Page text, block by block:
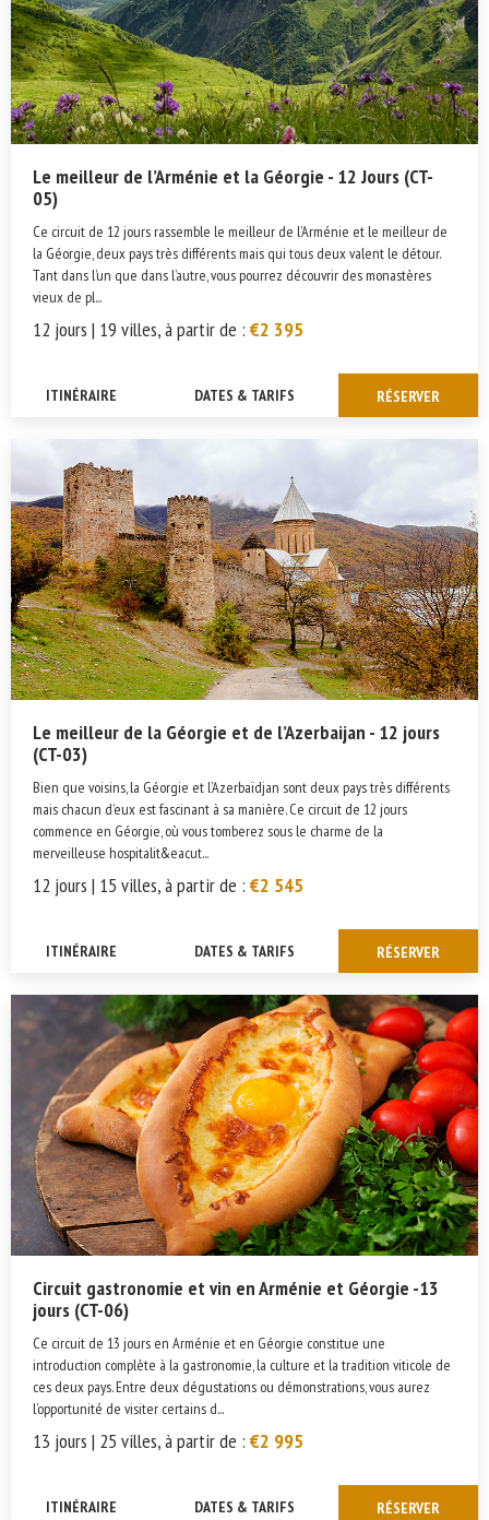
Le meilleur de l’Arménie et la Géorgie - 12 Jours (CT-
05)
Ce circuit de 12 jours rassemble le meilleur de l’Arménie et le meilleur de
la Géorgie, deux pays très différents mais qui tous deux valent le détour.
Tant dans l’un que dans l’autre, vous pourrez découvrir des monastères
vieux de pl...
12 jours | 19 villes, à partir de :€2 395
ITINÉRAIRE DATES & TARIFS RÉSERVER
Le meilleur de la Géorgie et de l’Azerbaijan - 12 jours
(CT-03)
Bien que voisins, la Géorgie et l’Azerbaïdjan sont deux pays très différents
mais chacun d’eux est fascinant à sa manière. Ce circuit de 12 jours
commence en Géorgie, où vous tomberez sous le charme de la
merveilleuse hospitalit&eacut...
12 jours | 15 villes, à partir de :€2 545
ITINÉRAIRE DATES & TARIFS RÉSERVER
Circuit gastronomie et vin en Arménie et Géorgie -13
jours (CT-06)
Ce circuit de 13 jours en Arménie et en Géorgie constitue une
introduction complète à la gastronomie, la culture et la tradition viticole de
ces deux pays. Entre deux dégustations ou démonstrations, vous aurez
l’opportunité de visiter certains d...
13 jours | 25 villes, à partir de :€2 995
ITINÉRAIRE DATES & TARIFS RÉSERVER